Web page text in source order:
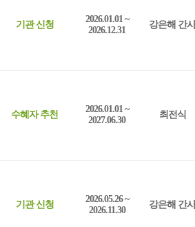
기관 신청
2026.01.01 ~
2026.12.31
강은해 간사
수혜자 추천
2026.01.01 ~
2027.06.30
최전식
기관 신청
2026.05.26 ~
2026.11.30
강은해 간사